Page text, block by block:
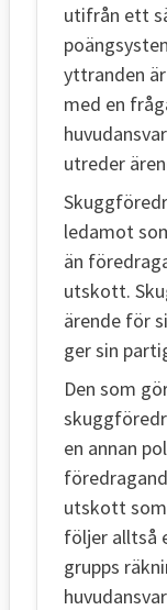
utifrån ett
yttranden
med en
utreder
ledamot
än
utskott.
ärende för
ger sin
Den som
en annan
utskott
följer alltså
grupps